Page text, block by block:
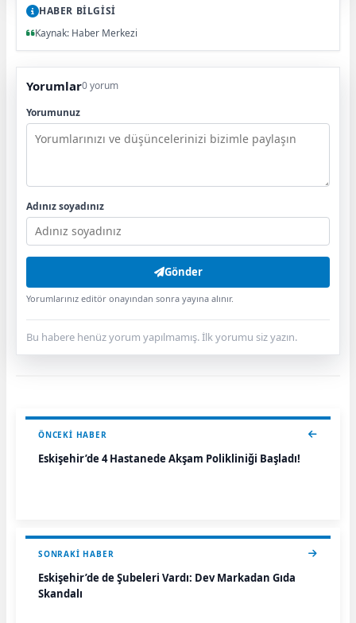
HABER BİLGİSİ
Kaynak: Haber Merkezi
Yorumlar0 yorum
Yorumunuz
Adınız soyadınız
Gönder
Yorumlarınız editör onayından sonra yayına alınır.
Bu habere henüz yorum yapılmamış. İlk yorumu siz yazın.
ÖNCEKI HABER
Eskişehir’de 4 Hastanede Akşam Polikliniği Başladı!
SONRAKI HABER
Eskişehir’de de Şubeleri Vardı: Dev Markadan Gıda
Skandalı